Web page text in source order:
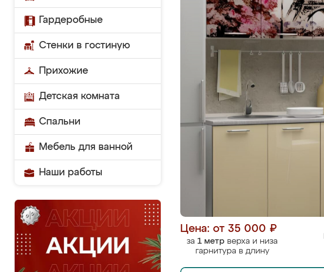
Гардеробные
Стенки в гостиную
Прихожие
Детская комната
Спальни
Мебель для ванной
Наши работы
Цена: от 35 000 ₽
за 1 метр верха и низа
гарнитура в длину